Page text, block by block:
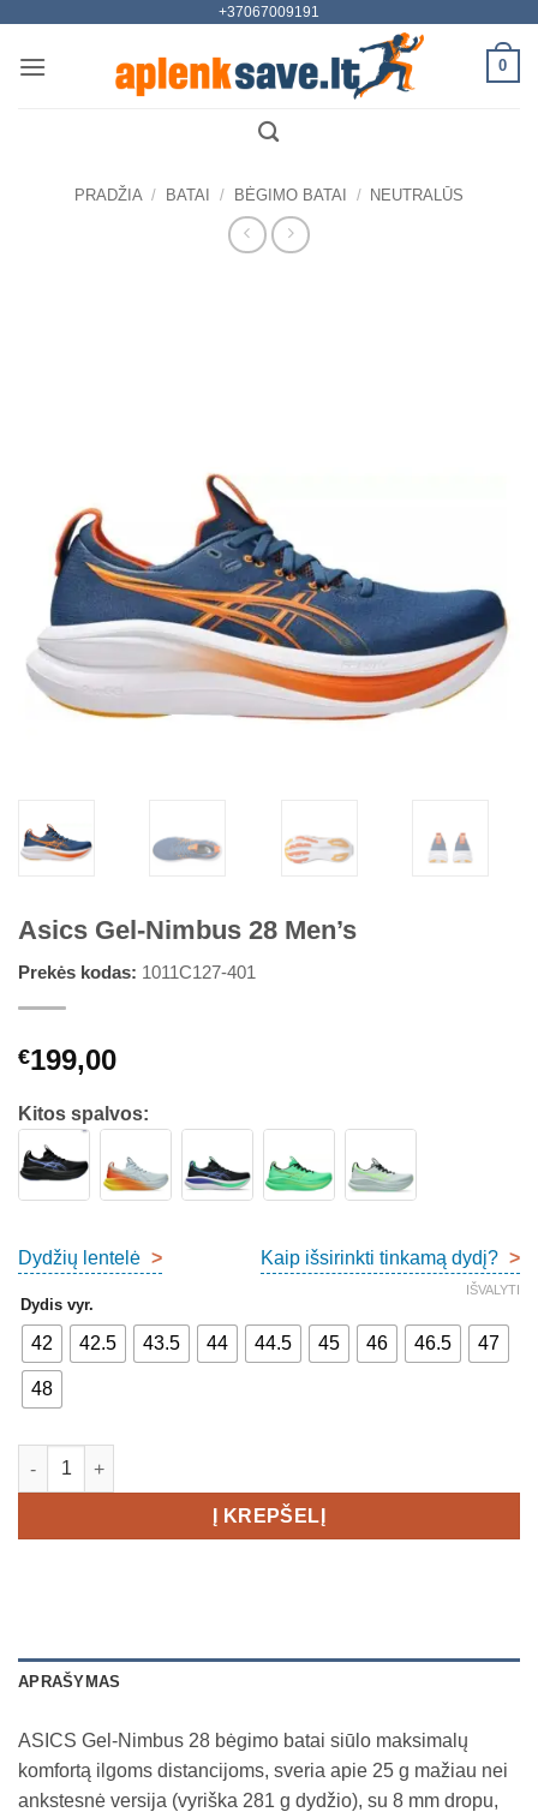
content
+37067009191
0
PRADŽIA / BATAI / BĖGIMO BATAI / NEUTRALŪS
Asics Gel-Nimbus 28 Men’s
Prekės kodas: 1011C127-401
€199,00
Kitos spalvos:
Dydžių lentelė > Kaip išsirinkti tinkamą dydį? >
Dydis vyr.
42 42.5 43.5 44 44.5 45 46 46.5 47
48
IŠVALYTI
produkto kiekis: Asics Gel-Nimbus 28 Men's
Į KREPŠELĮ
APRAŠYMAS
ASICS Gel-Nimbus 28 bėgimo batai siūlo maksimalų
komfortą ilgoms distancijoms, sveria apie 25 g mažiau nei
ankstesnė versija (vyriška 281 g dydžio), su 8 mm dropu,